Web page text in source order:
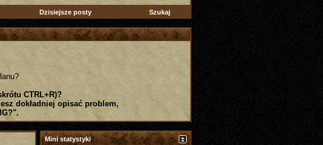
Dzisiejsze posty Szukaj
CTRL+R)?
dokładniej opisać problem,
Mini statystyki